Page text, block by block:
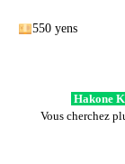
550 yens
Hakone
Vous cherchez